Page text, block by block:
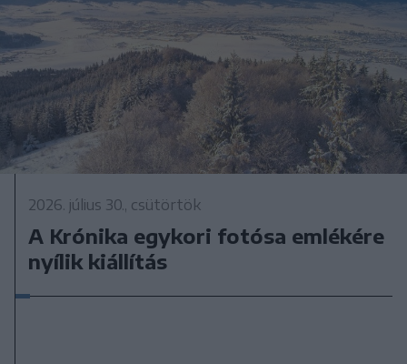
2026. július 30., csütörtök
A Krónika egykori fotósa emlékére
nyílik kiállítás